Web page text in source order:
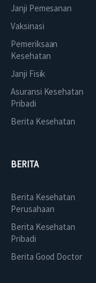
Janji Pemesanan
Vaksinasi
Pemeriksaan
Kesehatan
Janji Fisik
Asuransi Kesehatan
Pribadi
Berita Kesehatan
BERITA
Berita Kesehatan
Perusahaan
Berita Kesehatan
Pribadi
Berita Good Doctor